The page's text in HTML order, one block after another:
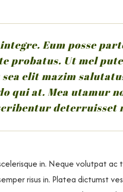
Eum posse
probatus. Ut mel
elit mazim
qui at. Mea utamur
deterruisset
in. Neque volutpat ac
risus in. Platea dictumst